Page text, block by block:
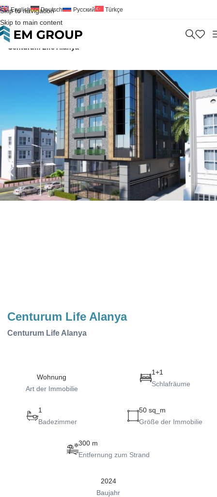
Skip to navigation
Skip to main content
English Deutsch Русский Türkçe
Home> Wohnung> Zu Verkaufen
>
Centurum Life Alanya
Centurum Life Alanya
Centurum Life Alanya
Wohnung
Art der Immobilie
1+1
Schlafräume
1
Badezimmer
50 sq_m
Größe der Immobilie
300 m
Entfernung zum Strand
2024
Baujahr